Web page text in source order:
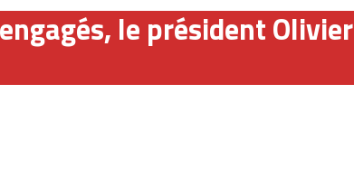
le président Olivier